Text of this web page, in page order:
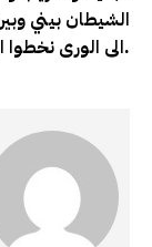
الشيطان بيني
الى الورى نخطوا الى الامام.